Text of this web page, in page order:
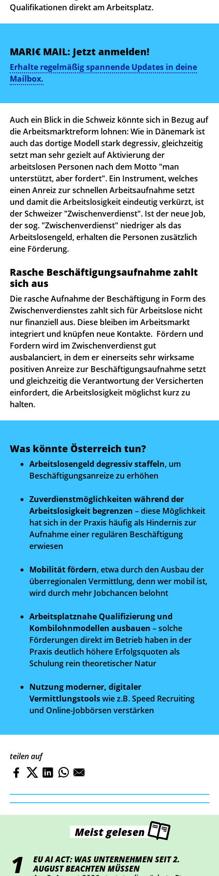
Qualifikationen direkt am Arbeitsplatz.
MARI€ MAIL: Jetzt anmelden!
Erhalte regelmäßig spannende Updates in deine
Mailbox.
Auch ein Blick in die Schweiz könnte sich in Bezug auf
die Arbeitsmarktreform lohnen: Wie in Dänemark ist
auch das dortige Modell stark degressiv, gleichzeitig
setzt man sehr gezielt auf Aktivierung der
arbeitslosen Personen nach dem Motto "man
unterstützt, aber fordert". Ein Instrument, welches
einen Anreiz zur schnellen Arbeitsaufnahme setzt
und damit die Arbeitslosigkeit eindeutig verkürzt, ist
der Schweizer "Zwischenverdienst". Ist der neue Job,
der sog. "Zwischenverdienst" niedriger als das
Arbeitslosengeld, erhalten die Personen zusätzlich
eine Förderung.
Rasche Beschäftigungsaufnahme zahlt
sich aus
Die rasche Aufnahme der Beschäftigung in Form des
Zwischenverdienstes zahlt sich für Arbeitslose nicht
nur finanziell aus. Diese bleiben im Arbeitsmarkt
integriert und knüpfen neue Kontakte. Fördern und
Fordern wird im Zwischenverdienst gut
ausbalanciert, in dem er einerseits sehr wirksame
positiven Anreize zur Beschäftigungsaufnahme setzt
und gleichzeitig die Verantwortung der Versicherten
einfordert, die Arbeitslosigkeit möglichst kurz zu
halten.
Was könnte Österreich tun?
Arbeitslosengeld degressiv staffeln, um
Beschäftigungsanreize zu erhöhen
Zuverdienstmöglichkeiten während der
Arbeitslosigkeit begrenzen – diese Möglichkeit
hat sich in der Praxis häufig als Hindernis zur
Aufnahme einer regulären Beschäftigung
erwiesen
Mobilität fördern, etwa durch den Ausbau der
überregionalen Vermittlung, denn wer mobil ist,
wird durch mehr Jobchancen belohnt
Arbeitsplatznahe Qualifizierung und
Kombilohnmodellen ausbauen – solche
Förderungen direkt im Betrieb haben in der
Praxis deutlich höhere Erfolgsquoten als
Schulung rein theoretischer Natur
Nutzung moderner, digitaler
Vermittlungstoolswie z.B. Speed Recruiting
und Online-Jobbörsen verstärken
teilen auf
Meist gelesen
EU AI ACT: WAS UNTERNEHMEN SEIT 2.
AUGUST BEACHTEN MÜSSEN